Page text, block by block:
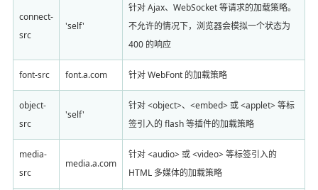
connect-
src
'self'
针对 Ajax、WebSocket 等请求的加载策略。
不允许的情况下，浏览器会模拟一个状态为
400 的响应
font-src font.a.com 针对 WebFont 的加载策略
object-
src
'self'
针对 <object>、<embed> 或 <applet> 等标
签引入的 flash 等插件的加载策略
media-
src
media.a.com
针对 <audio> 或 <video> 等标签引入的
HTML 多媒体的加载策略